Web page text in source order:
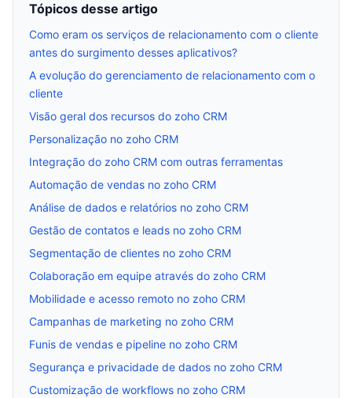
Tópicos desse artigo
Como eram os serviços de relacionamento com o cliente
antes do surgimento desses aplicativos?
A evolução do gerenciamento de relacionamento com o
cliente
Visão geral dos recursos do zoho CRM
Personalização no zoho CRM
Integração do zoho CRM com outras ferramentas
Automação de vendas no zoho CRM
Análise de dados e relatórios no zoho CRM
Gestão de contatos e leads no zoho CRM
Segmentação de clientes no zoho CRM
Colaboração em equipe através do zoho CRM
Mobilidade e acesso remoto no zoho CRM
Campanhas de marketing no zoho CRM
Funis de vendas e pipeline no zoho CRM
Segurança e privacidade de dados no zoho CRM
Customização de workflows no zoho CRM